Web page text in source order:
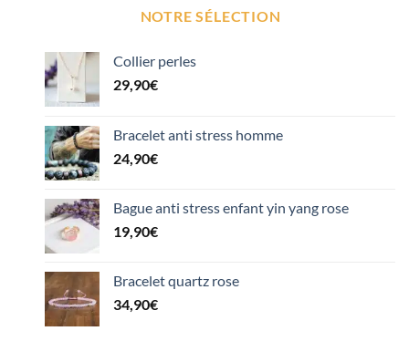
NOTRE SÉLECTION
Collier perles
29,90€
Bracelet anti stress homme
24,90€
Bague anti stress enfant yin yang rose
19,90€
Bracelet quartz rose
34,90€